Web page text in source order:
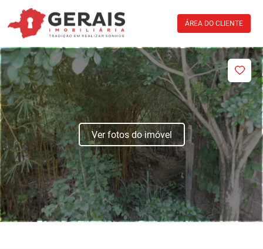
ÁREA DO CLIENTE
Ver fotos do imóvel